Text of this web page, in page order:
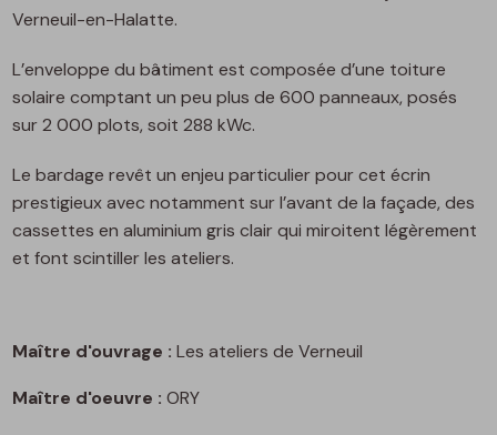
Verneuil-en-Halatte.
L’enveloppe du bâtiment est composée d’une toiture
solaire comptant un peu plus de 600 panneaux, posés
sur 2 000 plots, soit 288 kWc.
Le bardage revêt un enjeu particulier pour cet écrin
prestigieux avec notamment sur l’avant de la façade, des
cassettes en aluminium gris clair qui miroitent légèrement
et font scintiller les ateliers.
Maître d'ouvrage :Les ateliers de Verneuil
Maître d'oeuvre :ORY